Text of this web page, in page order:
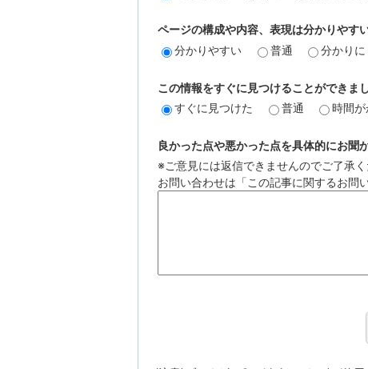
ページの構成や内容、表現は分かりやす
分かりやすい
普通 分かり
この情報をすぐに見つけることができま
すぐに見つけた
普通 時間が
良かった点や悪かった点を具体的にお
※ご意見には返信できませんのでご了承く
お問い合わせは「この記事に関するお問